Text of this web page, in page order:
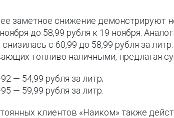
заметное снижение демонстрируют
до 58,99 рубля к 19 ноября.
снизилась с 60,99 до 58,99 рубля за
топливо наличными, предлагая
— 54,99 рубля за литр;
— 59,99 рубля за литр.
клиентов «Наиком» также